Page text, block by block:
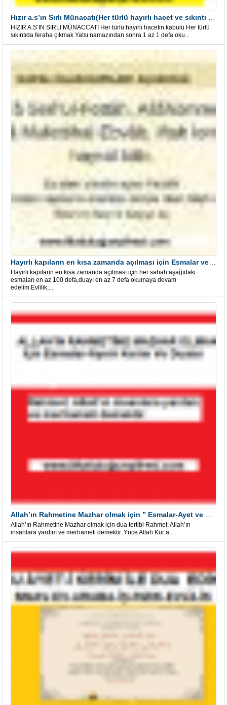
HIZIR A.S’IN SIRLI MÜNACCATI Her türlü hayırlı hacetin kabulü Her türlü
sıkıntıda feraha çıkmak Yatsı namazından sonra 1 az 1 defa oku...
Hayırlı kapıların en kısa zamanda açılması için her sabah aşağıdaki
esmaları en az 100 defa,duayı en az 7 defa okumaya devam
edelim.Evlilik,...
Allah’ın Rahmetine Mazhar olmak için dua tertibi Rahmet; Allah’ın
insanlara yardım ve merhameti demektir. Yüce Allah Kur’a...